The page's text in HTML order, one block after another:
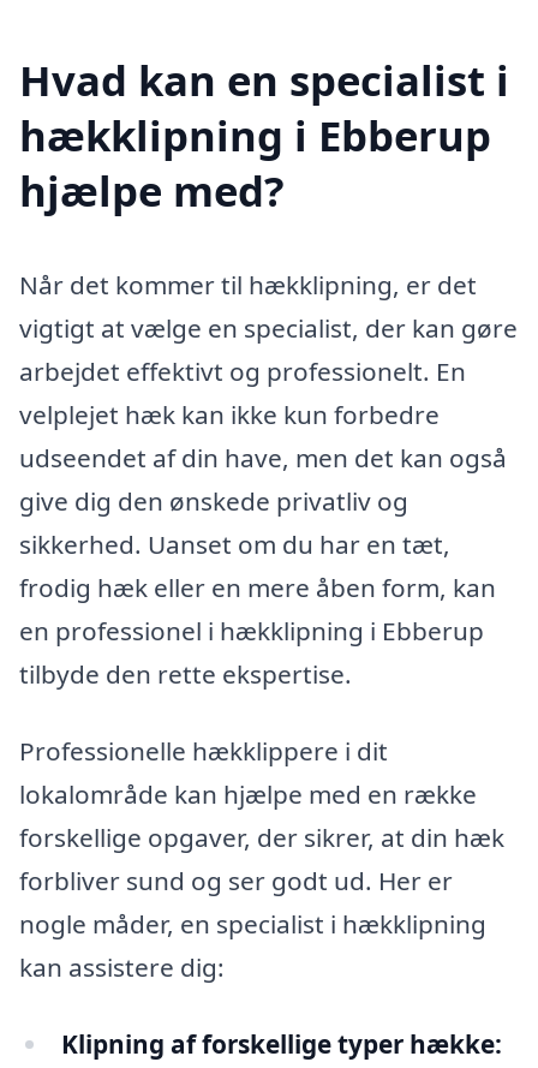
Hvad kan en specialist i
hækklipning i Ebberup
hjælpe med?
Når det kommer til hækklipning, er det
vigtigt at vælge en specialist, der kan gøre
arbejdet effektivt og professionelt. En
velplejet hæk kan ikke kun forbedre
udseendet af din have, men det kan også
give dig den ønskede privatliv og
sikkerhed. Uanset om du har en tæt,
frodig hæk eller en mere åben form, kan
en professionel i hækklipning i Ebberup
tilbyde den rette ekspertise.
Professionelle hækklippere i dit
lokalområde kan hjælpe med en række
forskellige opgaver, der sikrer, at din hæk
forbliver sund og ser godt ud. Her er
nogle måder, en specialist i hækklipning
kan assistere dig:
Klipning af forskellige typer hække: